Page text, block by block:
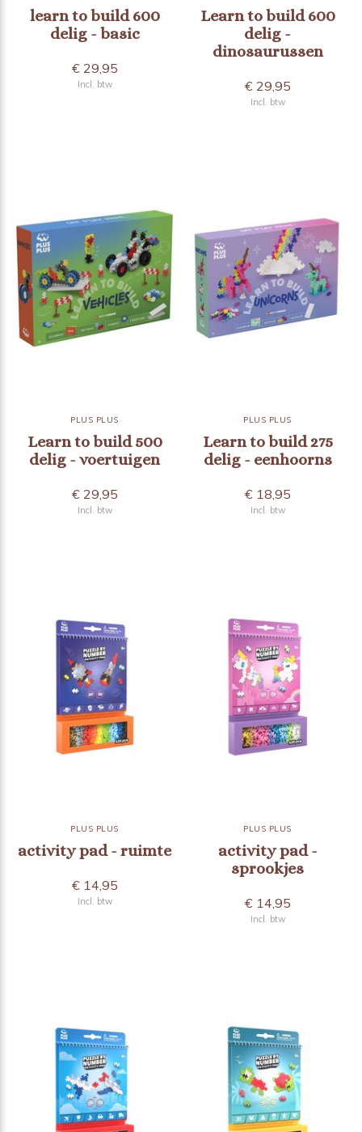
learn to build 600
delig - basic
€ 29,95
Incl. btw
Learn to build 600
delig -
dinosaurussen
€ 29,95
Incl. btw
PLUS PLUS
Learn to build 500
delig - voertuigen
€ 29,95
Incl. btw
PLUS PLUS
Learn to build 275
delig - eenhoorns
€ 18,95
Incl. btw
PLUS PLUS
activity pad - ruimte
€ 14,95
Incl. btw
PLUS PLUS
activity pad -
sprookjes
€ 14,95
Incl. btw